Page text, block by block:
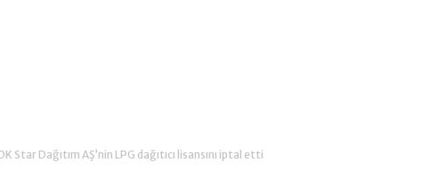
Star Dağıtım AŞ’nin LPG dağıtıcı lisansını iptal etti